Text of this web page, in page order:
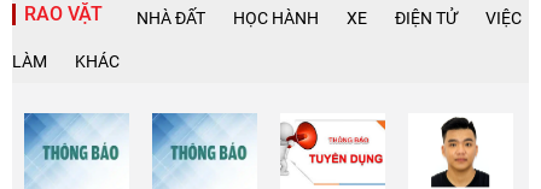
RAO VẶT NHÀ ĐẤT HỌC HÀNH XE ĐIỆN TỬ VIỆC
LÀM KHÁC